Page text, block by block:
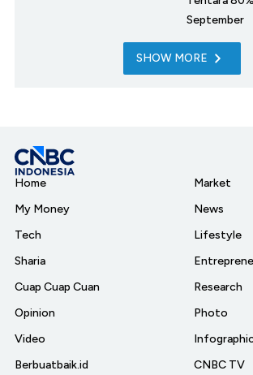
September
SHOW MORE
Home
My Money
Tech
Sharia
Cuap Cuap Cuan
Opinion
Video
Berbuatbaik.id
Market
News
Lifestyle
Research
Photo
CNBC TV